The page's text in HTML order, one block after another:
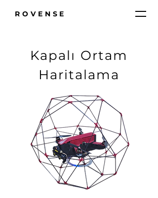
ROVENSE
Kapalı Ortam
Haritalama